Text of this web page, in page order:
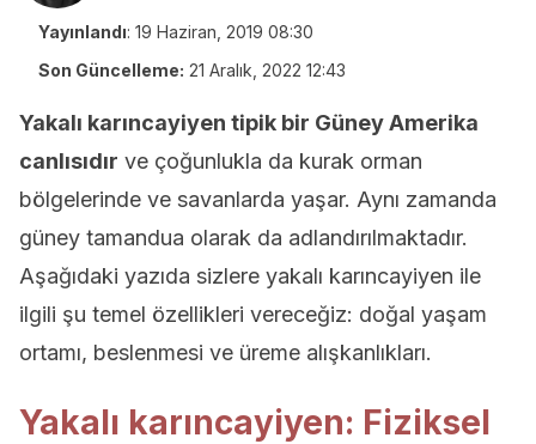
Yayınlandı: 19 Haziran, 2019 08:30
Son Güncelleme: 21 Aralık, 2022 12:43
Yakalı karıncayiyen tipik bir Güney Amerika
canlısıdır ve çoğunlukla da kurak orman
bölgelerinde ve savanlarda yaşar. Aynı zamanda
güney tamandua olarak da adlandırılmaktadır.
Aşağıdaki yazıda sizlere yakalı karıncayiyen ile
ilgili şu temel özellikleri vereceğiz: doğal yaşam
ortamı, beslenmesi ve üreme alışkanlıkları.
Yakalı karıncayiyen: Fiziksel